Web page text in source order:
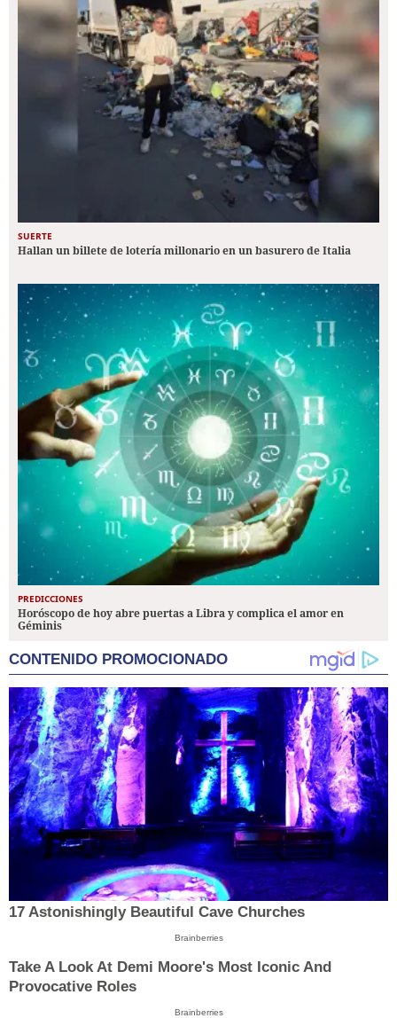
SUERTE
Hallan un billete de lotería millonario en un basurero de Italia
PREDICCIONES
Horóscopo de hoy abre puertas a Libra y complica el amor en
Géminis
CONTENIDO PROMOCIONADO
17 Astonishingly Beautiful Cave Churches
Brainberries
Take A Look At Demi Moore's Most Iconic And
Provocative Roles
Brainberries